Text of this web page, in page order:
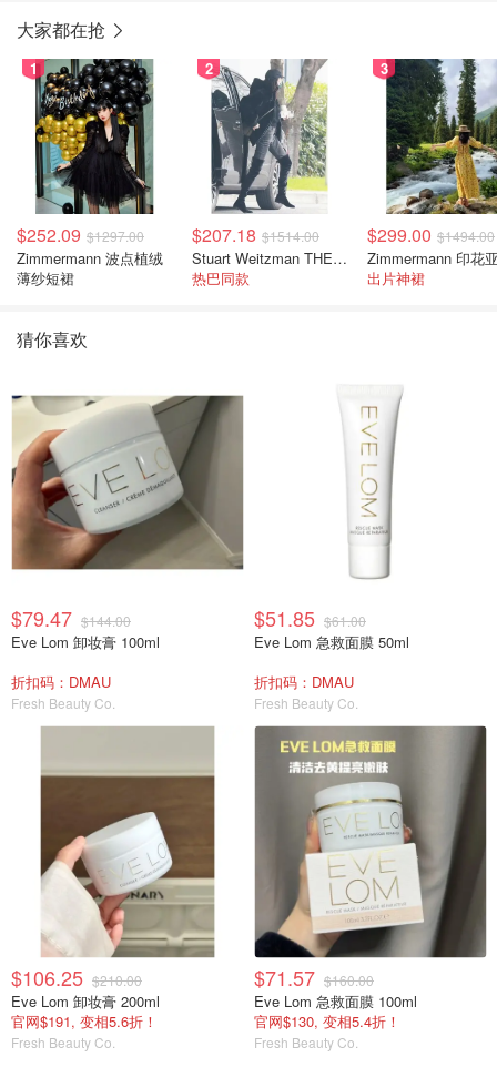
大家都在抢
1
$252.09 $1297.00
Zimmermann 波点植绒
薄纱短裙
2
$207.18 $1514.00
Stuart Weitzman THE OUTNET 麂皮过膝靴 黑色
热巴同款
3
$299.00 $1494.00
出片神裙
猜你喜欢
$79.47 $144.00
Eve Lom 卸妆膏 100ml
折扣码：DMAU
Fresh Beauty Co.
$51.85 $61.00
Eve Lom 急救面膜 50ml
折扣码：DMAU
Fresh Beauty Co.
$106.25 $210.00
Eve Lom 卸妆膏 200ml
官网$191, 变相5.6折！
Fresh Beauty Co.
$71.57 $160.00
Eve Lom 急救面膜 100ml
官网$130, 变相5.4折！
Fresh Beauty Co.